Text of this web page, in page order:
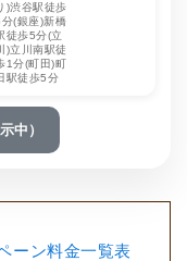
)渋谷駅徒歩
(銀座)新橋
徒歩5分(立
川)立川南駅徒
1分(町田)町
駅徒歩5分
中）
ーン料金一覧表